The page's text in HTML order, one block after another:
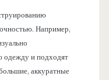
Например,
и подходят
аккуратные